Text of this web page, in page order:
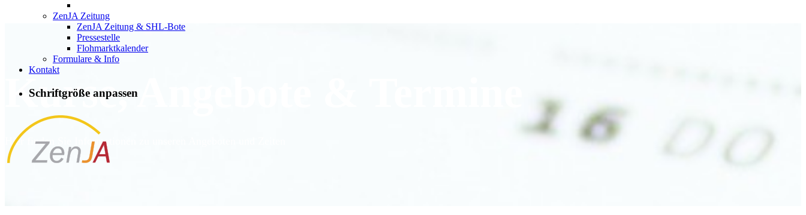
ZenJA Zeitung
ZenJA Zeitung & SHL-Bote
Pressestelle
Flohmarktkalender
Formulare & Info
Kontakt
Schriftgröße anpassen
Kurse, Angebote & Termine
Hier finden Sie Informationen zu unseren Angeboten und Zeiten